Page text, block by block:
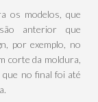
os modelos, que
anterior que
por exemplo, no
corte da moldura,
no final foi até